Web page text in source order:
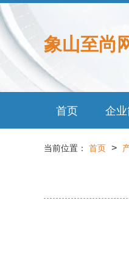
象山至尚
首页 企
当前位置： 首页 >